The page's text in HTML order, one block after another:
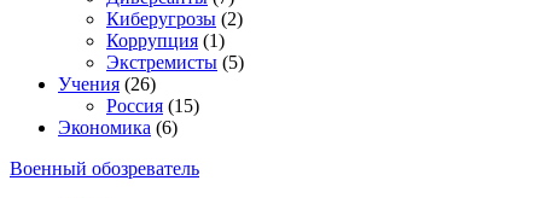
Киберугрозы (2)
Коррупция (1)
Экстремисты (5)
Учения (26)
Россия (15)
Экономика (6)
Военный обозреватель